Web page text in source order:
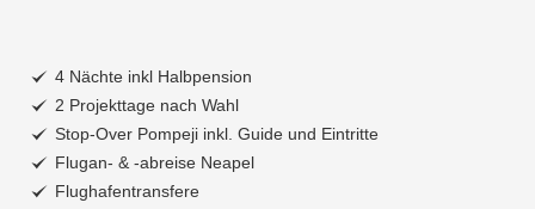
4 Nächte inkl Halbpension
2 Projekttage nach Wahl
Stop-Over Pompeji inkl. Guide und Eintritte
Flugan- & -abreise Neapel
Flughafentransfere